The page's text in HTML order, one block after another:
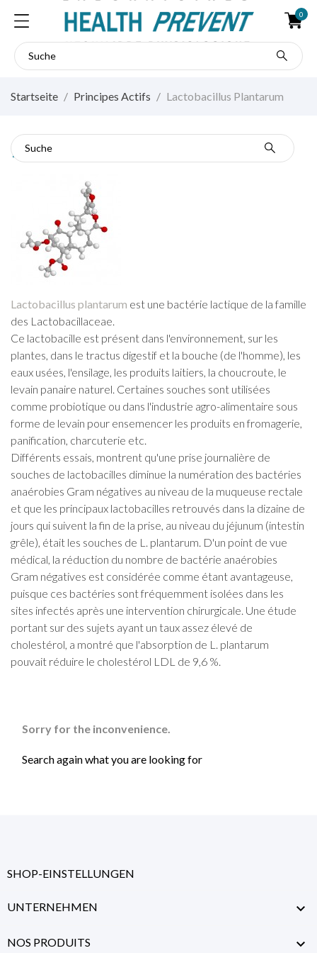
0
Startseite Principes Actifs Lactobacillus Plantarum
Lactobacillus Plantarum
Lactobacillus plantarum est une bactérie lactique de la famille
des Lactobacillaceae.
Ce lactobacille est présent dans l'environnement, sur les
plantes, dans le tractus digestif et la bouche (de l'homme), les
eaux usées, l'ensilage, les produits laitiers, la choucroute, le
levain panaire naturel. Certaines souches sont utilisées
comme probiotique ou dans l'industrie agro-alimentaire sous
forme de levain pour ensemencer les produits en fromagerie,
panification, charcuterie etc.
Différents essais, montrent qu'une prise journalière de
souches de lactobacilles diminue la numération des bactéries
anaérobies Gram négatives au niveau de la muqueuse rectale
et que les principaux lactobacilles retrouvés dans la dizaine de
jours qui suivent la fin de la prise, au niveau du jéjunum (intestin
grêle), était les souches de L. plantarum. D'un point de vue
médical, la réduction du nombre de bactérie anaérobies
Gram négatives est considérée comme étant avantageuse,
puisque ces bactéries sont fréquemment isolées dans les
sites infectés après une intervention chirurgicale. Une étude
portant sur des sujets ayant un taux assez élevé de
cholestérol, a montré que l'absorption de L. plantarum
pouvait réduire le cholestérol LDL de 9,6 %.
Sorry for the inconvenience.
Search again what you are looking for
SHOP-EINSTELLUNGEN
UNTERNEHMEN 
NOS PRODUITS 